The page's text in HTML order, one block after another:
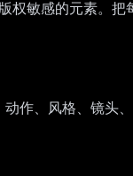
权敏感的元素。
作、风格、镜头